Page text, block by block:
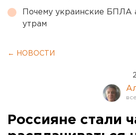
Почему украинские
утрам
← НОВОСТИ
Россияне стали